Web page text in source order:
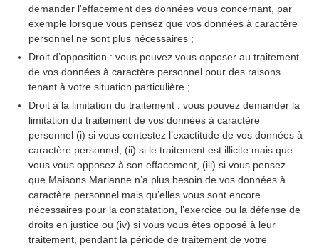
demander l’effacement des données vous concernant, par
exemple lorsque vous pensez que vos données à caractère
personnel ne sont plus nécessaires ;
Droit d’opposition : vous pouvez vous opposer au traitement
de vos données à caractère personnel pour des raisons
tenant à votre situation particulière ;
Droit à la limitation du traitement : vous pouvez demander la
limitation du traitement de vos données à caractère
personnel (i) si vous contestez l’exactitude de vos données à
caractère personnel, (ii) si le traitement est illicite mais que
vous vous opposez à son effacement, (iii) si vous pensez
que Maisons Marianne n’a plus besoin de vos données à
caractère personnel mais qu’elles vous sont encore
nécessaires pour la constatation, l’exercice ou la défense de
droits en justice ou (iv) si vous vous êtes opposé à leur
traitement, pendant la période de traitement de votre